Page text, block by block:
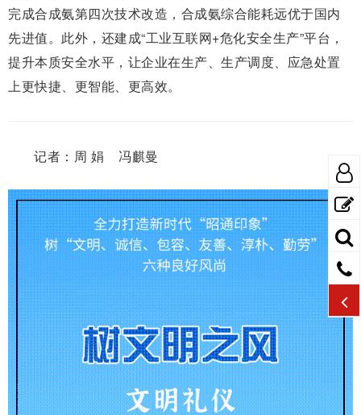
完成合成氨第四次技术改造，合成氨综合能耗远优于国内
先进值。此外，还建成“工业互联网+危化安全生产”平台，
提升本质安全水平，让企业在生产、生产调度、应急处置
上更快捷、更智能、更高效。
记者： 周 娟 冯麒曼